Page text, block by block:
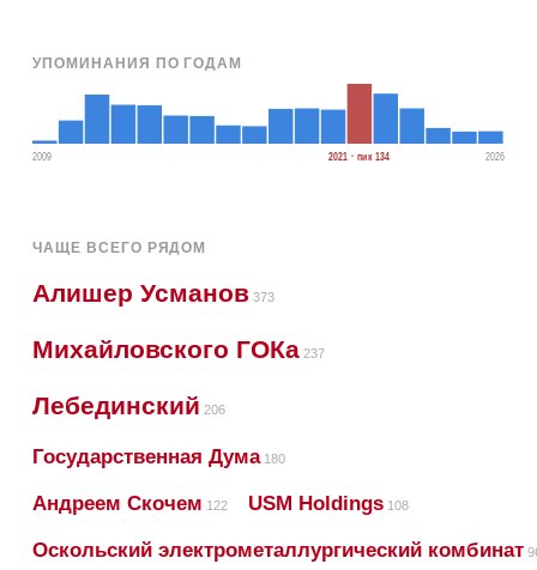
УПОМИНАНИЯ ПО ГОДАМ
2009 2021 · пик 134 2026
ЧАЩЕ ВСЕГО РЯДОМ
Алишер Усманов 373
Михайловского ГОКа 237
Лебединский 206
Государственная Дума180
Андреем Скочем 122 USM Holdings 108
Оскольский электрометаллургический комбинат